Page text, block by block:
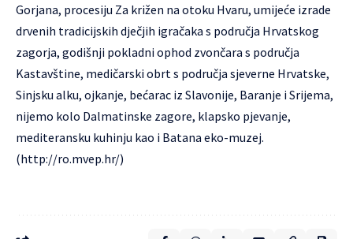
Gorjana, procesiju Za križen na otoku Hvaru, umijeće izrade
drvenih tradicijskih dječjih igračaka s područja Hrvatskog
zagorja, godišnji pokladni ophod zvončara s područja
Kastavštine, medičarski obrt s područja sjeverne Hrvatske,
Sinjsku alku, ojkanje, bećarac iz Slavonije, Baranje i Srijema,
nijemo kolo Dalmatinske zagore, klapsko pjevanje,
mediteransku kuhinju kao i Batana eko-muzej.
(http://ro.mvep.hr/)